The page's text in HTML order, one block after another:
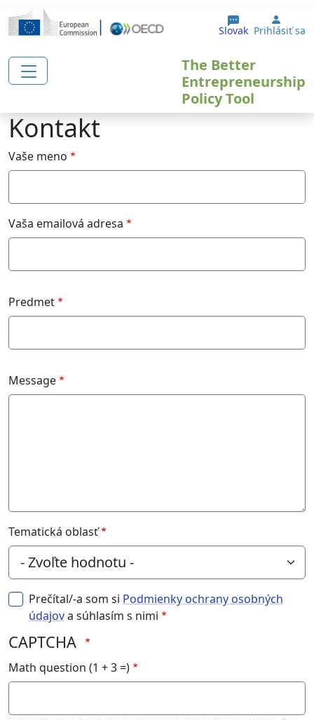
Skočiť na hlavný obsah
Slovak User
Prihlásiť sa
The Better
Entrepreneurship
Policy Tool
Kontakt
Vaše meno
Vaša emailová adresa
Predmet
Message
Tematická oblasť
Prečítal/-a som si Podmienky ochrany osobných
údajova súhlasím s nimi
CAPTCHA
Math question (1 + 3 =)